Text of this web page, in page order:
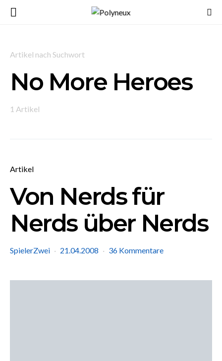
Artikel nach Suchwort
No More Heroes
1 Artikel
Artikel
Von Nerds für
Nerds über Nerds
SpielerZwei 21.04.2008 36 Kommentare